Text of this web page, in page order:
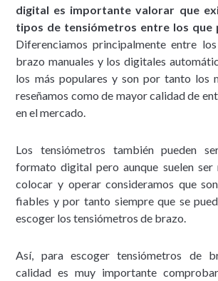
digital es importante valorar que
tipos de tensiómetros entre los que
Diferenciamos principalmente entre
brazo manuales y los digitales
los más populares y son por tanto los
reseñamos como de mayor calidad de
en el mercado.
Los tensiómetros también pueden
formato digital pero aunque suelen ser
colocar y operar consideramos que
fiables y por tanto siempre que se
escoger los tensiómetros de brazo.
Así, para escoger tensiómetros de
calidad es muy importante